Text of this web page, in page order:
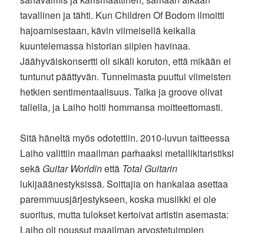
tavallinen ja tähti. Kun Children Of Bodom ilmoitti
hajoamisestaan, kävin viimeisellä keikalla
kuuntelemassa historian siipien havinaa.
Jäähyväiskonsertti oli sikäli koruton, että mikään ei
tuntunut päättyvän. Tunnelmasta puuttui viimeisten
hetkien sentimentaalisuus. Taika ja groove olivat
tallella, ja Laiho hoiti hommansa moitteettomasti.
Sitä häneltä myös odotettiin. 2010-luvun taitteessa
Laiho valittiin maailman parhaaksi metallikitaristiksi
sekä Guitar Worldinettä Total Guitarin
lukijaäänestyksissä. Soittajia on hankalaa asettaa
paremmuusjärjestykseen, koska musiikki ei ole
suoritus, mutta tulokset kertoivat artistin asemasta:
Laiho oli noussut maailman arvostetuimpien